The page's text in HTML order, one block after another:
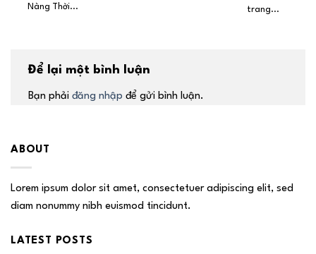
Nàng Thời...
trang...
Để lại một bình luận
Bạn phải đăng nhập để gửi bình luận.
ABOUT
Lorem ipsum dolor sit amet, consectetuer adipiscing elit, sed
diam nonummy nibh euismod tincidunt.
LATEST POSTS